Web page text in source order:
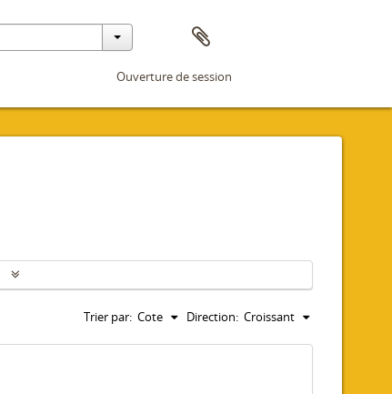
Ouverture de session
Trier par: Cote Direction: Croissant